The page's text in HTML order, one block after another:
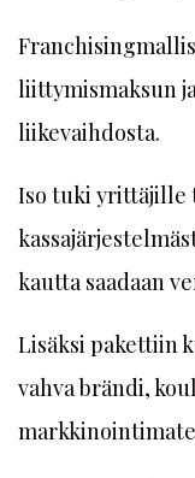
liittymismaksun
liikevaihdosta.
Iso tuki yrittäjille
kautta saadaan
Lisäksi pakettiin
vahva brändi,